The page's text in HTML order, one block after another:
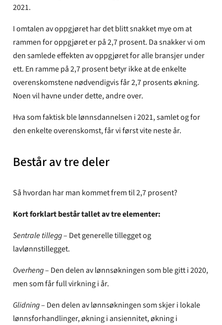
2021.
I omtalen av oppgjøret har det blitt snakket mye om at
rammen for oppgjøret er på 2,7 prosent. Da snakker vi om
den samlede effekten av oppgjøret for alle bransjer under
ett. En ramme på 2,7 prosent betyr ikke at de enkelte
overenskomstene nødvendigvis får 2,7 prosents økning.
Noen vil havne under dette, andre over.
Hva som faktisk ble lønnsdannelsen i 2021, samlet og for
den enkelte overenskomst, får vi først vite neste år.
Består av tre deler
Så hvordan har man kommet frem til 2,7 prosent?
Kort forklart består tallet av tre elementer:
Sentrale tillegg– Det generelle tillegget og
lavlønnstillegget.
Overheng– Den delen av lønnsøkningen som ble gitt i 2020,
men som får full virkning i år.
Glidning– Den delen av lønnsøkningen som skjer i lokale
lønnsforhandlinger, økning i ansiennitet, økning i